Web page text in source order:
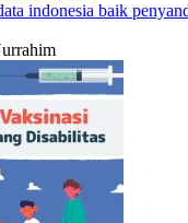
indonesia baik